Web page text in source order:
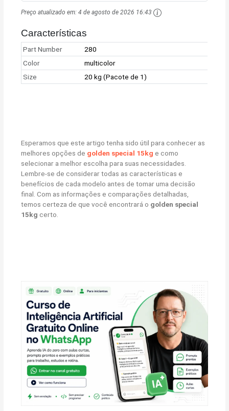
Preço atualizado em:4 de agosto de 2026 16:43
Características
Part Number
280
Color
multicolor
Size
20 kg (Pacote de 1)
Esperamos que este artigo tenha sido útil para conhecer as
melhores opções de golden special 15kg e como
selecionar a melhor escolha para suas necessidades.
Lembre-se de considerar todas as características e
benefícios de cada modelo antes de tomar uma decisão
final. Com as informações e comparações detalhadas,
temos certeza de que você encontrará o golden special
15kg certo.